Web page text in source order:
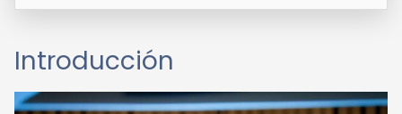
Introducción